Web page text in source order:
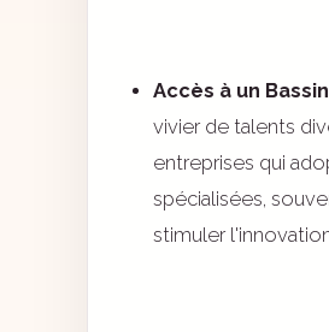
Accès à un
vivier de talents
entreprises qui
spécialisées,
stimuler